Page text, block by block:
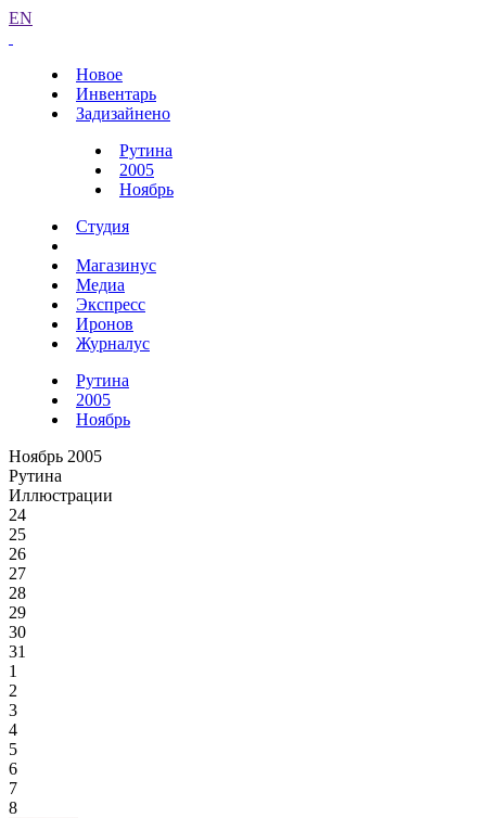
EN
Новое
Инвентарь
Задизайнено
Рутина
2005
Ноябрь
Студия
Магазинус
Медиа
Экспресс
Иронов
Журналус
Рутина
2005
Ноябрь
Ноябрь 2005
Рутина
Иллюстрации
24
25
26
27
28
29
30
31
1
2
3
4
5
6
7
8